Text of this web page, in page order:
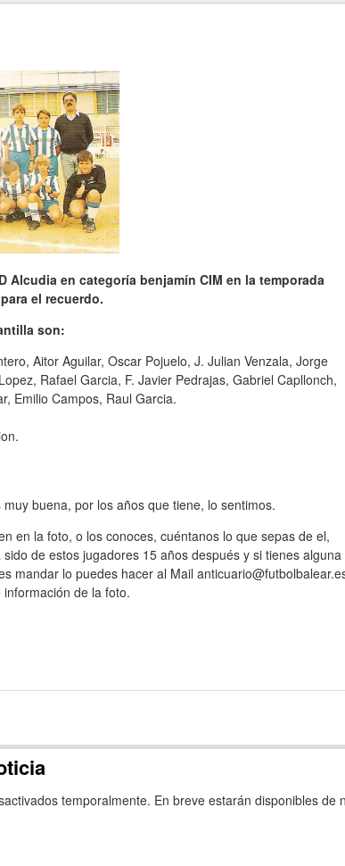
Alcudia en categoría benjamín CIM en la temporada
el recuerdo.
son:
Aitor Aguilar, Oscar Pojuelo, J. Julian Venzala, Jorge
Rafael Garcia, F. Javier Pedrajas, Gabriel Capllonch,
Emilio Campos, Raul Garcia.
buena, por los años que tiene, lo sentimos.
en la foto, o los conoces, cuéntanos lo que sepas de el,
de estos jugadores 15 años después y si tienes alguna
mandar lo puedes hacer al Mail
de la foto.
temporalmente. En breve estarán disponibles de